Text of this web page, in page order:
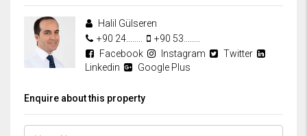
Halil Gülseren
+90 24........
+90 53........
Facebook
Instagram
Twitter
Linkedin
Google Plus
Enquire about this property